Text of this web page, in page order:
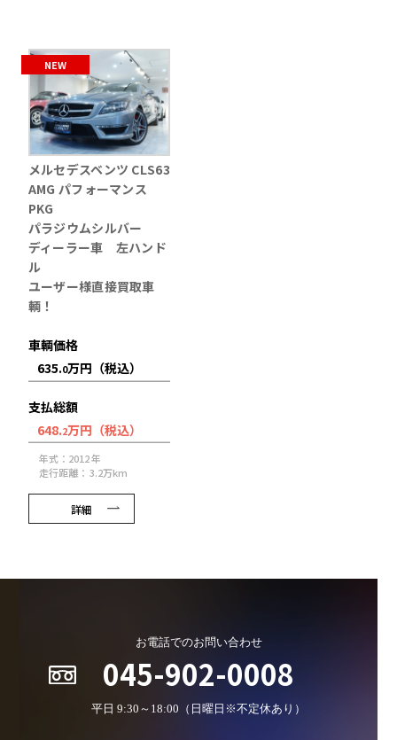
NEW
メルセデスベンツ CLS63
AMG パフォーマンス
PKG
パラジウムシルバー
ディーラー車 左ハンド
ル
ユーザー様直接買取車
輌！
車輌価格
635.0万円（税込）
支払総額
648.2万円（税込）
年式：2012 年
走行距離： 3.2万km
詳細
お電話でのお問い合わせ
045-902-0008
平日 9:30～18:00（日曜日※不定休あり）